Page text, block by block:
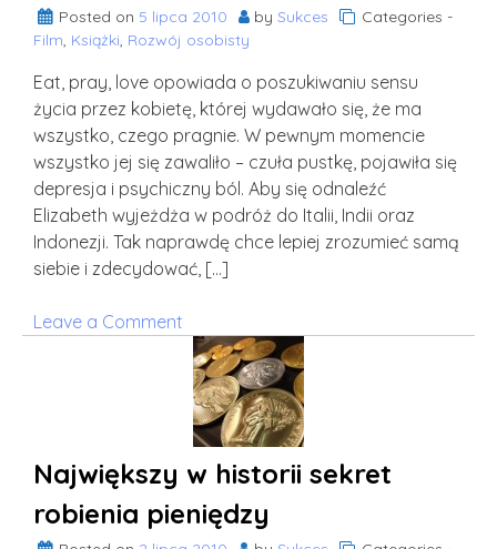
międzyludzkie?
Posted on 5 lipca 2010 by Sukces
Categories -
Film, Książki, Rozwój osobisty
Eat, pray, love opowiada o poszukiwaniu sensu
życia przez kobietę, której wydawało się, że ma
wszystko, czego pragnie. W pewnym momencie
wszystko jej się zawaliło – czuła pustkę, pojawiła się
depresja i psychiczny ból. Aby się odnaleźć
Elizabeth wyjeżdża w podróż do Italii, Indii oraz
Indonezji. Tak naprawdę chce lepiej zrozumieć samą
siebie i zdecydować, […]
Leave a Comment
Eat,
pray,
love
Największy w historii sekret
robienia pieniędzy